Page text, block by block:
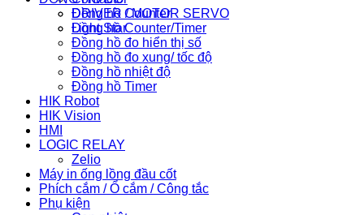
DRIVER / MOTOR SERVO
Light Star
Đồng hồ Counter
Đồng hồ Counter/Timer
Đồng hồ đo hiển thị số
Đồng hồ đo xung/ tốc độ
Đồng hồ nhiệt độ
Đồng hồ Timer
HIK Robot
HIK Vision
HMI
LOGIC RELAY
Zelio
Máy in ống lồng đầu cốt
Phích cắm / Ổ cắm / Công tắc
Phụ kiện